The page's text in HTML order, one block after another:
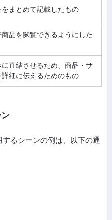
まとめて記載したもの
品を閲覧できるようにした
直結させるため、商品・サ
細に伝えるためのもの
るシーンの例は、以下の通